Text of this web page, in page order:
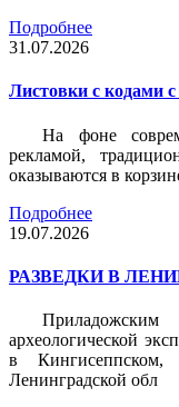
Подробнее
31.07.2026
Листовки c кодами
На фоне
рекламой,
оказываются в
Подробнее
19.07.2026
РАЗВЕДКИ В
Приладожским
археологической
в
Ленинградской обл